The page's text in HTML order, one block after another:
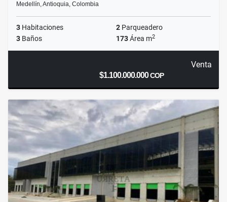
Medellín, Antioquia, Colombia
3 Habitaciones 2 Parqueadero
3 Baños 173Área m2
Venta
$1.100.000.000COP